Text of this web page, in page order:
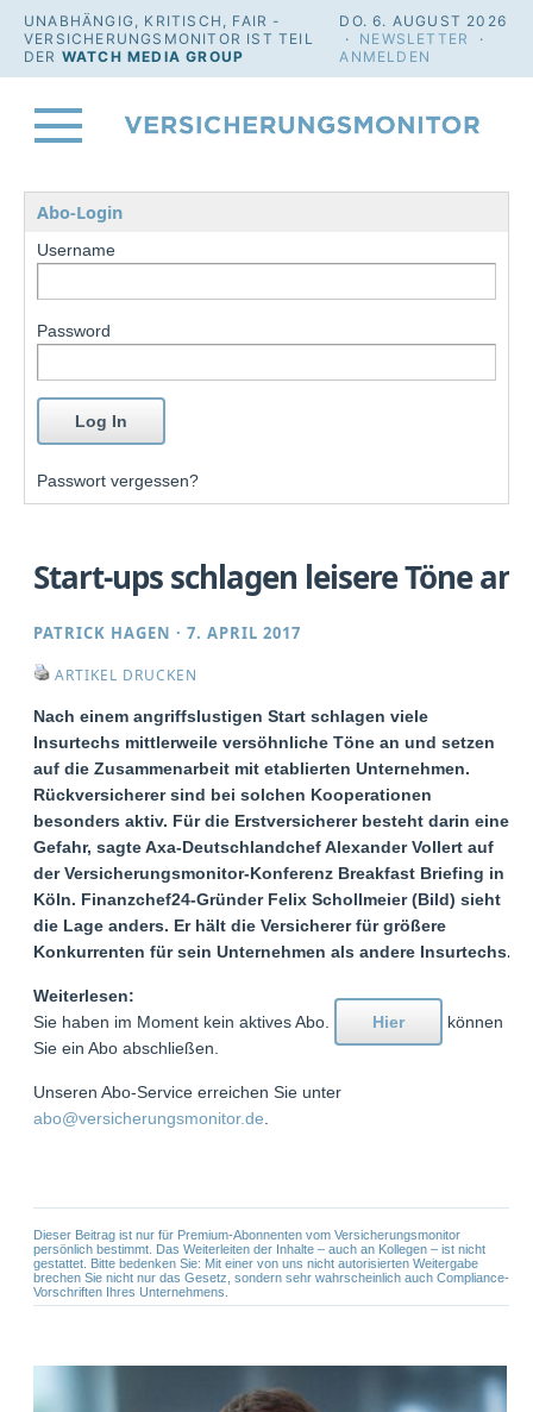
UNABHÄNGIG, KRITISCH, FAIR -
VERSICHERUNGSMONITOR IST TEIL
DER WATCH MEDIA GROUP
DO. 6. AUGUST 2026
· NEWSLETTER
·
ANMELDEN
Abo-Login
Username
Password
Passwort vergessen?
Start-ups schlagen leisere Töne an
PATRICK HAGEN ·7. APRIL 2017
ARTIKEL DRUCKEN
Nach einem angriffslustigen Start schlagen viele
Insurtechs mittlerweile versöhnliche Töne an und setzen
auf die Zusammenarbeit mit etablierten Unternehmen.
Rückversicherer sind bei solchen Kooperationen
besonders aktiv. Für die Erstversicherer besteht darin eine
Gefahr, sagte Axa-Deutschlandchef Alexander Vollert auf
der Versicherungsmonitor-Konferenz Breakfast Briefing in
Köln. Finanzchef24-Gründer Felix Schollmeier (Bild) sieht
die Lage anders. Er hält die Versicherer für größere
Konkurrenten für sein Unternehmen als andere Insurtechs.
Weiterlesen:
Sie haben im Moment kein aktives Abo.
Hier
können
Sie ein Abo abschließen.
Unseren Abo-Service erreichen Sie unter
abo@versicherungsmonitor.de
Dieser Beitrag ist nur für Premium-Abonnenten vom Versicherungsmonitor
persönlich bestimmt. Das Weiterleiten der Inhalte – auch an Kollegen – ist nicht
gestattet. Bitte bedenken Sie: Mit einer von uns nicht autorisierten Weitergabe
brechen Sie nicht nur das Gesetz, sondern sehr wahrscheinlich auch Compliance-
Vorschriften Ihres Unternehmens.